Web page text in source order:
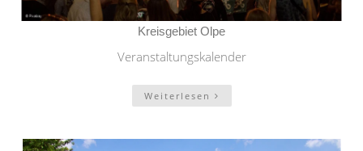
Kreisgebiet Olpe
Veranstaltungskalender
Weiterlesen